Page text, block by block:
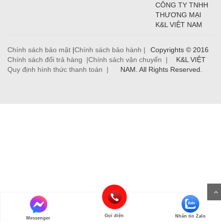
CÔNG TY TNHH
THƯƠNG MẠI
K&L VIỆT NAM
Chính sách bảo mật |Chính sách bảo hành |
Chính sách đổi trả hàng |Chính sách vận chuyển |
Quy định hình thức thanh toán |
Copyrights © 2016
K&L VIỆT
NAM. All Rights Reserved.
Messenger Gọi điện Nhắn tin Zalo